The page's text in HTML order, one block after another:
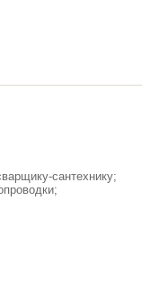
сантехнику;